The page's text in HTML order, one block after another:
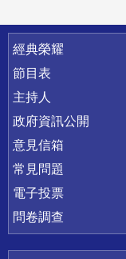
快速連結
經典榮耀
節目表
主持人
政府資訊公開
意見信箱
常見問題
電子投票
問卷調查